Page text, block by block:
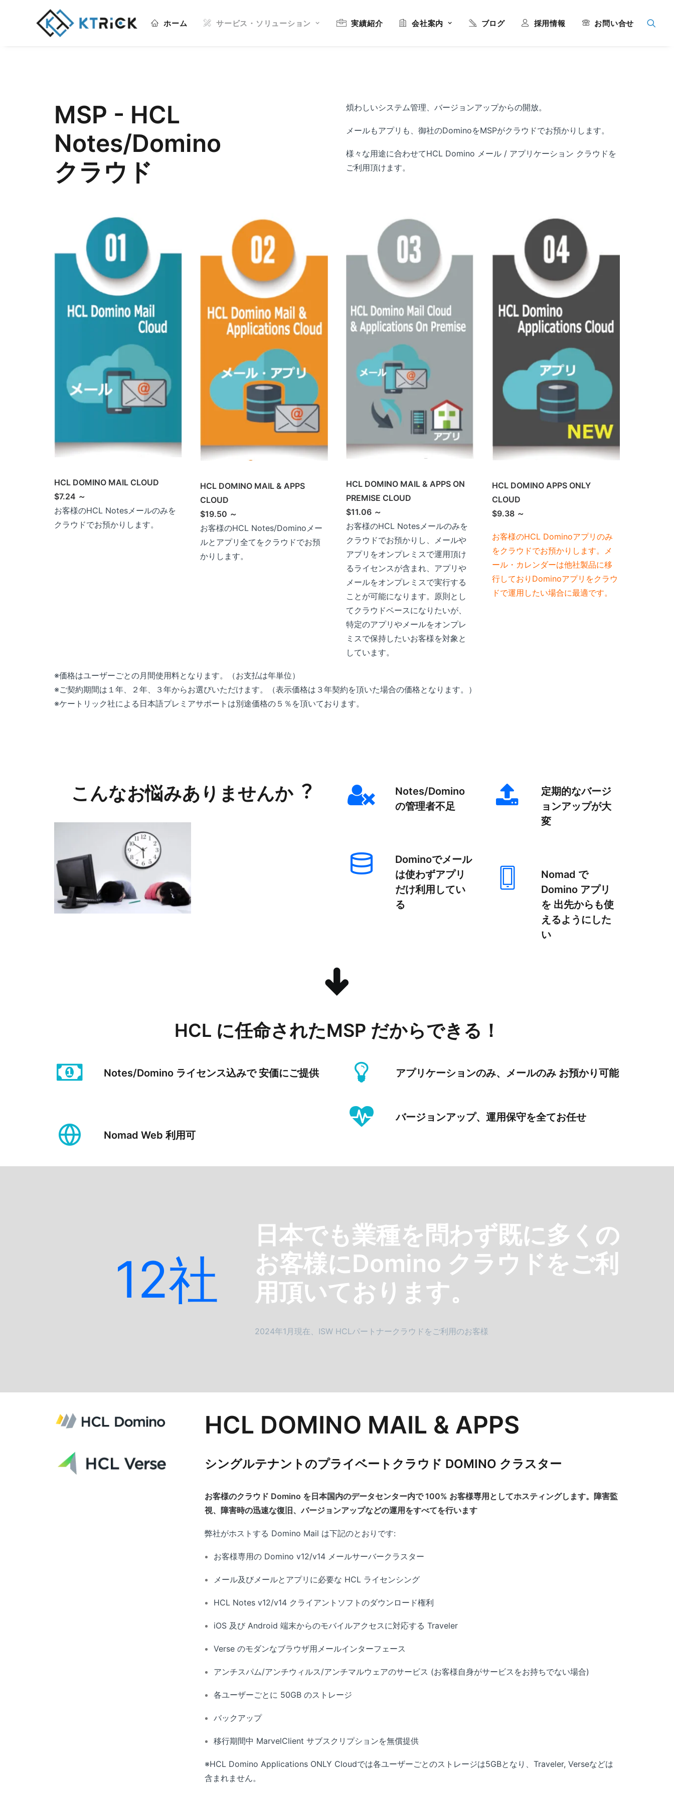
ホーム サービス・ソリューション 実績紹介 会社案内 ブログ 採用情報 お問い合せ
MSP - HCL
Notes/Domino
クラウド
煩わしいシステム管理、バージョンアップからの開放。
メールもアプリも、御社のDominoをMSPがクラウドでお預かりします。
様々な用途に合わせてHCL Domino メール / アプリケーション クラウドを
ご利用頂けます。
HCL DOMINO MAIL CLOUD
$7.24 ～
お客様のHCL Notesメールのみを
クラウドでお預かりします。
HCL DOMINO MAIL & APPS
CLOUD
$19.50 ～
お客様のHCL Notes/Dominoメー
ルとアプリ全てをクラウドでお預
かりします。
HCL DOMINO MAIL & APPS ON
PREMISE CLOUD
$11.06 ～
お客様のHCL Notesメールのみを
クラウドでお預かりし、メールや
アプリをオンプレミスで運用頂け
るライセンスが含まれ、アプリや
メールをオンプレミスで実行する
ことが可能になります。原則とし
てクラウドベースになりたいが、
特定のアプリやメールをオンプレ
ミスで保持したいお客様を対象と
しています。
HCL DOMINO APPS ONLY
CLOUD
$9.38 ～
お客様のHCL Dominoアプリのみ
をクラウドでお預かりします。メ
ール・カレンダーは他社製品に移
行しておりDominoアプリをクラウ
ドで運用したい場合に最適です。
※価格はユーザーごとの月間使用料となります。（お支払は年単位）
※ご契約期間は１年、２年、３年からお選びいただけます。（表示価格は３年契約を頂いた場合の価格となります。）
※ケートリック社による日本語プレミアサポートは別途価格の５％を頂いております。
こんなお悩みありませんか︖
Notes/Domino
の管理者不⾜
Dominoでメール
は使わずアプリ
だけ利用してい
る
定期的なバージ
ョンアップが⼤
変
Nomad で
Domino アプリ
を 出先からも使
えるようにした
い
HCL に任命されたMSP だからできる！
Notes/Domino ライセンス込みで 安価にご提供
Nomad Web 利⽤可
アプリケーションのみ、メールのみ お預かり可能
バージョンアップ、運⽤保守を全てお任せ
12社
日本でも業種を問わず既に多くの
お客様にDomino クラウドをご利
用頂いております。
2024年1月現在、ISW HCLパートナークラウドをご利用のお客様
HCL DOMINO MAIL & APPS
シングルテナントのプライベートクラウド DOMINO クラスター
お客様のクラウド Domino を日本国内のデータセンター内で 100% お客様専用としてホスティングします。障害監
視、障害時の迅速な復旧、バージョンアップなどの運用をすべてを行います
弊社がホストする Domino Mail は下記のとおりです:
お客様専用の Domino v12/v14 メールサーバークラスター
メール及びメールとアプリに必要な HCL ライセンシング
HCL Notes v12/v14 クライアントソフトのダウンロード権利
iOS 及び Android 端末からのモバイルアクセスに対応する Traveler
Verse のモダンなブラウザ用メールインターフェース
アンチスパム/アンチウィルス/アンチマルウェアのサービス (お客様自身がサービスをお持ちでない場合)
各ユーザーごとに 50GB のストレージ
バックアップ
移行期間中 MarvelClient サブスクリプションを無償提供
※HCL Domino Applications ONLY Cloudでは各ユーザーごとのストレージは5GBとなり、Traveler, Verseなどは
含まれません。